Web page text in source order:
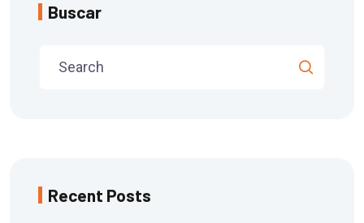
Buscar
Recent Posts